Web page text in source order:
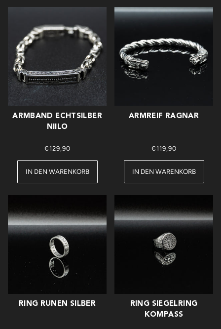
ARMBAND ECHTSILBER
NIILO
€129,90
IN DEN WARENKORB
ARMREIF RAGNAR
€119,90
IN DEN WARENKORB
RING RUNEN SILBER
RING SIEGELRING
KOMPASS